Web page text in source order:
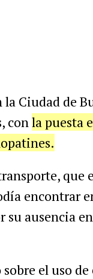
Ciudad de
conla puesta
que
encontrar
su ausencia
el uso